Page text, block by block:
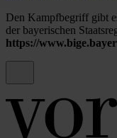
Den Kampfbegriff gibt
der bayerischen
https://